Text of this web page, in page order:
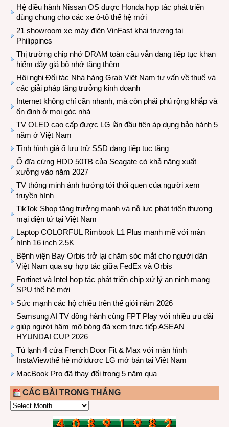
Hệ điều hành Nissan OS được Honda hợp tác phát triển
dùng chung cho các xe ô-tô thế hệ mới
21 showroom xe máy điện VinFast khai trương tại
Philippines
Thị trường chip nhớ DRAM toàn cầu vẫn đang tiếp tục khan
hiếm đẩy giá bộ nhớ tăng thêm
Hội nghị Đối tác Nhà hàng Grab Việt Nam tư vấn về thuế và
các giải pháp tăng trưởng kinh doanh
Internet không chỉ cần nhanh, mà còn phải phủ rộng khắp và
ổn định ở mọi góc nhà
TV OLED cao cấp được LG lần đầu tiên áp dụng bảo hành 5
năm ở Việt Nam
Tình hình giá ổ lưu trữ SSD đang tiếp tục tăng
Ổ đĩa cứng HDD 50TB của Seagate có khả năng xuất
xưởng vào năm 2027
TV thông minh ảnh hưởng tới thói quen của người xem
truyền hình
TikTok Shop tăng trưởng mạnh và nỗ lực phát triển thương
mại điện tử tại Việt Nam
Laptop COLORFUL Rimbook L1 Plus mạnh mẽ với màn
hình 16 inch 2.5K
Bệnh viện Bay Orbis trở lại chăm sóc mắt cho người dân
Việt Nam qua sự hợp tác giữa FedEx và Orbis
Fortinet và Intel hợp tác phát triển chip xử lý an ninh mạng
SPU thế hệ mới
Sức mạnh các hộ chiếu trên thế giới năm 2026
Samsung AI TV đồng hành cùng FPT Play với nhiều ưu đãi
giúp người hâm mộ bóng đá xem trực tiếp ASEAN
HYUNDAI CUP 2026
Tủ lạnh 4 cửa French Door Fit & Max với màn hình
InstaViewthế hệ mớiđược LG mở bán tại Việt Nam
MacBook Pro đã thay đổi trong 5 năm qua
CÁC BÀI TRONG THÁNG
CÁC